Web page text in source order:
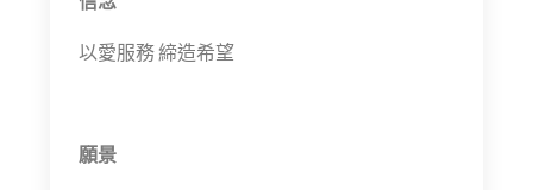
以愛服務 締造希望
願景